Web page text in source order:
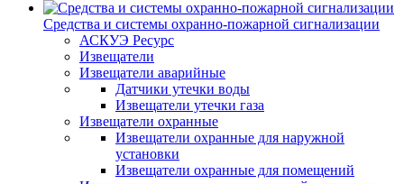
Средства и системы охранно-пожарной сигнализации
АСКУЭ Ресурс
Извещатели
Извещатели аварийные
Датчики утечки воды
Извещатели утечки газа
Извещатели охранные
Извещатели охранные для наружной
установки
Извещатели охранные для помещений